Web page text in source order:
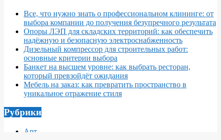
Все, что нужно знать о профессиональном клининге: от
выбора компании до получения безупречного результата
Опоры ЛЭП для складских территорий: как обеспечить
надёжную и безопасную электроснабженность
Дизельный компрессор для строительных работ:
основные критерии выбора
Банкет на высшем уровне: как выбрать ресторан,
который превзойдёт ожидания
Мебель на заказ: как превратить пространство в
уникальное отражение стиля
Рубрики
Арт